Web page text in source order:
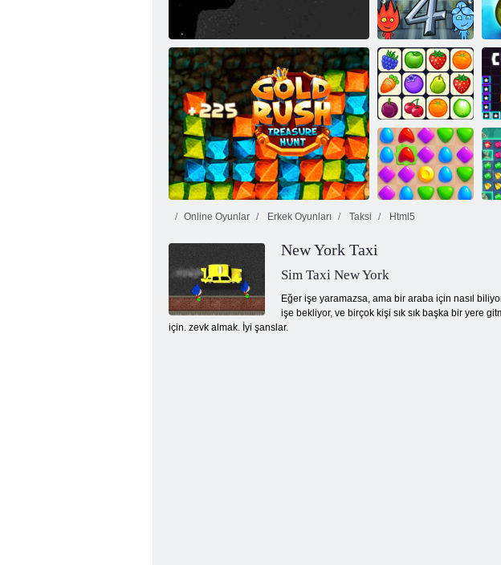
Ay taksisi
Taksi - Beni eve
götür
Ateş ve Su 4
Onet Connect
Online Oyunlar Erkek Oyunları Taksi Html5
New York Taxi
Sim Taxi New York
Eğer işe yaramazsa, ama bir araba için nasıl
işe bekliyor, ve birçok kişi sık sık başka bir yere
için. zevk almak. İyi şanslar.